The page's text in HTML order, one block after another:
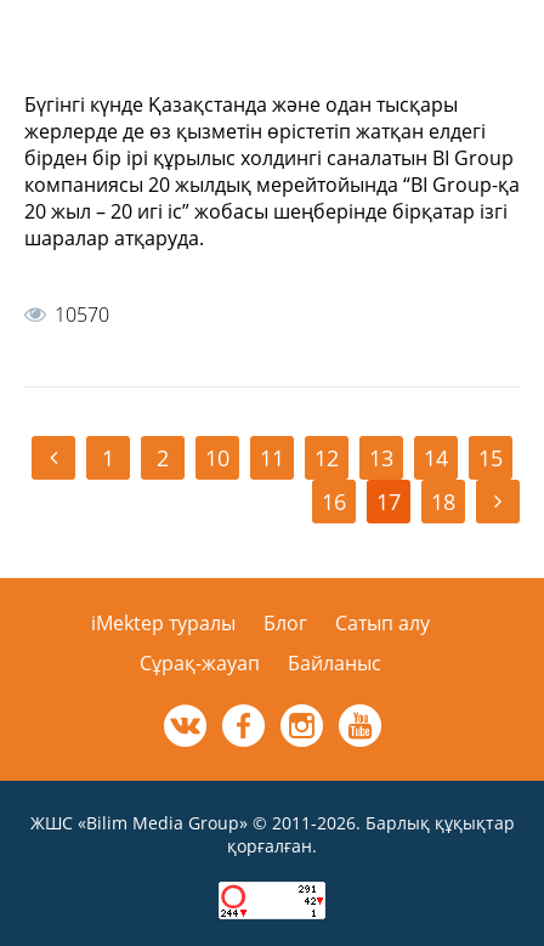
Бүгінгі күнде Қазақстанда және одан тысқары
жерлерде де өз қызметін өрістетіп жатқан елдегі
бірден бір ірі құрылыс холдингі саналатын BI Group
компаниясы 20 жылдық мерейтойында “BI Group-қа
20 жыл – 20 игі іс” жобасы шеңберінде бірқатар ізгі
шаралар атқаруда.
10570
1 2 10 11 12 13 14
15
16
17 18
iMektep туралы Блог
Сатып алу
Сұрақ-жауап
Байланыс
ЖШС «Bilim Media Group» © 2011-2026. Барлық құқықтар
қорғалған.